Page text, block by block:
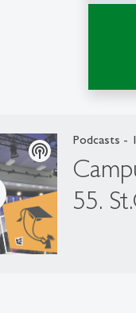
podcasts
Podcasts -
55.